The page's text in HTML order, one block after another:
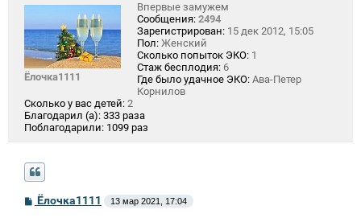
Ёлочка1111
Впервые замужем
Сообщения: 2494
Зарегистрирован: 15 дек 2012, 15:05
Пол: Женский
Сколько попыток ЭКО: 1
Стаж бесплодия: 6
Где было удачное ЭКО: Ава-Петер
Корнилов
Сколько у вас детей: 2
Благодарил (а): 333 раза
Поблагодарили: 1099 раз
СЁлочка1111 13 мар 2021, 17:04